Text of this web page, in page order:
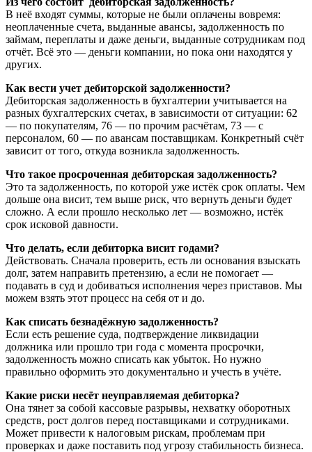
В неё входят суммы, которые не были оплачены вовремя:
неоплаченные счета, выданные авансы, задолженность по
займам, переплаты и даже деньги, выданные сотрудникам под
отчёт. Всё это — деньги компании, но пока они находятся у
других.
Как вести учет дебиторской задолженности?
Дебиторская задолженность в бухгалтерии учитывается на
разных бухгалтерских счетах, в зависимости от ситуации: 62
— по покупателям, 76 — по прочим расчётам, 73 — с
персоналом, 60 — по авансам поставщикам. Конкретный счёт
зависит от того, откуда возникла задолженность.
Что такое просроченная дебиторская задолженность?
Это та задолженность, по которой уже истёк срок оплаты. Чем
дольше она висит, тем выше риск, что вернуть деньги будет
сложно. А если прошло несколько лет — возможно, истёк
срок исковой давности.
Что делать, если дебиторка висит годами?
Действовать. Сначала проверить, есть ли основания взыскать
долг, затем направить претензию, а если не помогает —
подавать в суд и добиваться исполнения через приставов. Мы
можем взять этот процесс на себя от и до.
Как списать безнадёжную задолженность?
Если есть решение суда, подтверждение ликвидации
должника или прошло три года с момента просрочки,
задолженность можно списать как убыток. Но нужно
правильно оформить это документально и учесть в учёте.
Какие риски несёт неуправляемая дебиторка?
Она тянет за собой кассовые разрывы, нехватку оборотных
средств, рост долгов перед поставщиками и сотрудниками.
Может привести к налоговым рискам, проблемам при
проверках и даже поставить под угрозу стабильность бизнеса.